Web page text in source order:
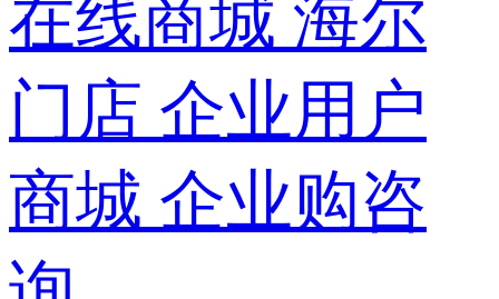
在线商城 海尔
门店 企业用户
商城 企业购咨